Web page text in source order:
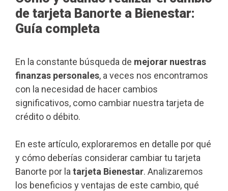
de tarjeta Banorte a Bienestar:
Guía completa
En la constante búsqueda de mejorar nuestras
finanzas personales, a veces nos encontramos
con la necesidad de hacer cambios
significativos, como cambiar nuestra tarjeta de
crédito o débito.
En este artículo, exploraremos en detalle por qué
y cómo deberías considerar cambiar tu tarjeta
Banorte por la tarjeta Bienestar. Analizaremos
los beneficios y ventajas de este cambio, qué